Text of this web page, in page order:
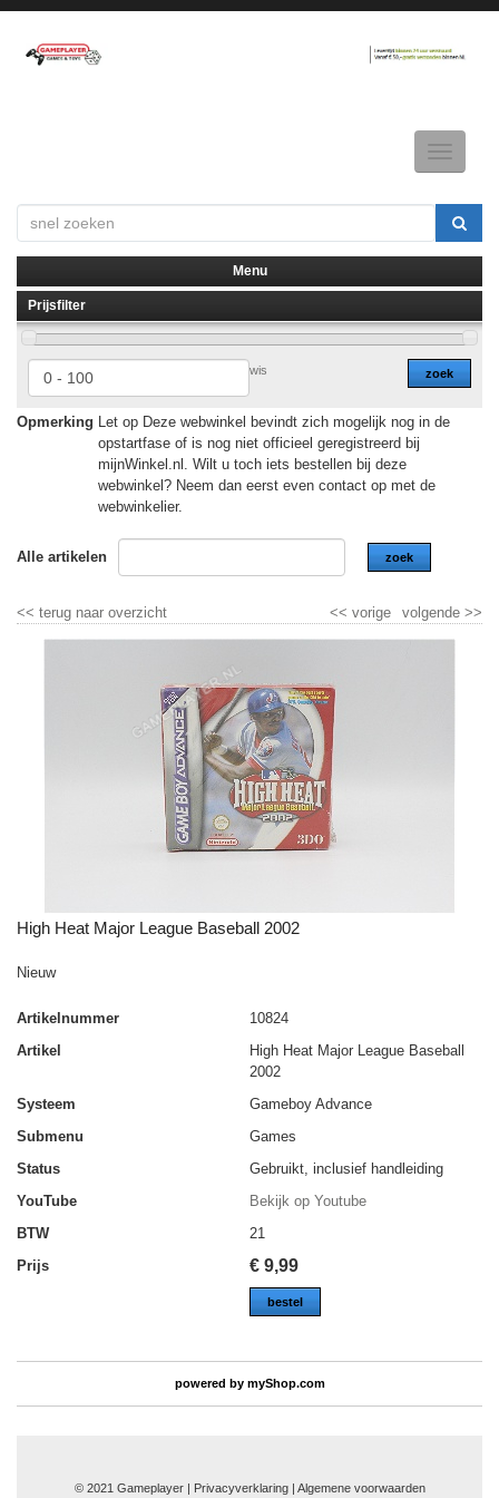
Toggle
▼
▼
Menu
Prijsfilter
zoek
wis
Opmerking Let op Deze webwinkel bevindt zich mogelijk nog in de
opstartfase of is nog niet officieel geregistreerd bij
mijnWinkel.nl. Wilt u toch iets bestellen bij deze
webwinkel? Neem dan eerst even contact op met de
webwinkelier.
Alle artikelen zoek
<< terug naar overzicht volgende >>
<< vorige
High Heat Major League Baseball 2002
Nieuw
Artikelnummer
10824
Artikel
High Heat Major League Baseball
2002
Systeem
Gameboy Advance
Submenu
Games
Status
Gebruikt, inclusief handleiding
YouTube
Bekijk op Youtube
BTW
21
Prijs
€ 9,99
bestel
powered by myShop.com
© 2021 Gameplayer | Privacyverklaring | Algemene voorwaarden